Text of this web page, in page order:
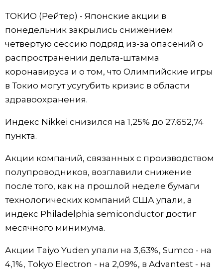
Жизнь
Технологии
Токио
От редакции
ТОКИО (Рейтер) - Японские акции в
понедельник закрылись снижением
четвертую сессию подряд из-за опасений о
распространении дельта-штамма
коронавируса и о том, что Олимпийские игры
в Токио могут усугубить кризис в области
здравоохранения.
Индекс Nikkei снизился на 1,25% до 27.652,74
пункта.
Акции компаний, связанных с производством
полупроводников, возглавили снижение
после того, как на прошлой неделе бумаги
технологических компаний США упали, а
индекс Philadelphia semiconductor достиг
месячного минимума.
Акции Taiyo Yuden упали на 3,63%, Sumco - на
4,1%, Tokyo Electron - на 2,09%, в Advantest - на